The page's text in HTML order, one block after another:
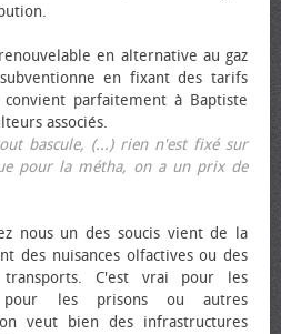
en alternative au gaz
en fixant des tarifs
parfaitement à Baptiste
associés.
bascule, (...) rien n'est fixé sur
pour la métha, on a un prix de
nous un des soucis vient de la
des nuisances olfactives ou des
C'est vrai pour les
pour les prisons ou autres
veut bien des infrastructures